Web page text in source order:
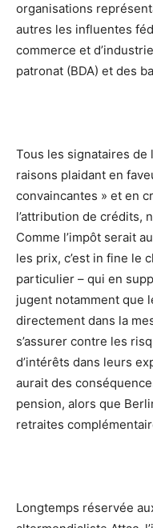
organisations
autres les influentes
commerce et
patronat (BDA) et des
Tous les signataires de
raisons plaidant en
convaincantes » et en
l’attribution de crédits,
Comme l’impôt serait
les prix, c’est in fine le
particulier – qui en
jugent notamment que
directement dans la
s’assurer contre les
d’intérêts dans leurs
aurait des
pension, alors que
retraites
Longtemps réservée